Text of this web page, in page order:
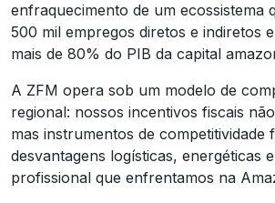
enfraquecimento de um ecossistema
500 mil empregos diretos e indiretos
mais de 80% do PIB da capital
A ZFM opera sob um modelo de
regional: nossos incentivos fiscais
mas instrumentos de competitividade
desvantagens logísticas, energéticas
profissional que enfrentamos na